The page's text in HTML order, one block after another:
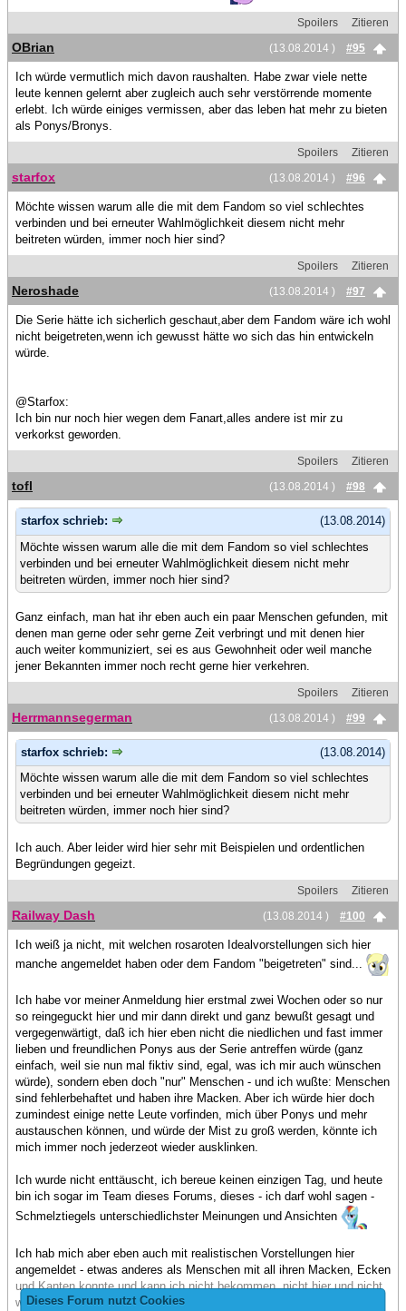
Dieses Forum nutzt Cookies
Spoilers
Zitieren
(13.08.2014 )
#95
OBrian
Ich würde vermutlich mich davon raushalten. Habe zwar viele nette
leute kennen gelernt aber zugleich auch sehr verstörrende momente
erlebt. Ich würde einiges vermissen, aber das leben hat mehr zu bieten
als Ponys/Bronys.
Spoilers
Zitieren
(13.08.2014 )
#96
starfox
Möchte wissen warum alle die mit dem Fandom so viel schlechtes
verbinden und bei erneuter Wahlmöglichkeit diesem nicht mehr
beitreten würden, immer noch hier sind?
Spoilers
Zitieren
(13.08.2014 )
#97
Neroshade
Die Serie hätte ich sicherlich geschaut,aber dem Fandom wäre ich wohl
nicht beigetreten,wenn ich gewusst hätte wo sich das hin entwickeln
würde.
@Starfox:
Ich bin nur noch hier wegen dem Fanart,alles andere ist mir zu
verkorkst geworden.
Spoilers
Zitieren
(13.08.2014 )
#98
tofl
(13.08.2014)
starfox schrieb:
Möchte wissen warum alle die mit dem Fandom so viel schlechtes
verbinden und bei erneuter Wahlmöglichkeit diesem nicht mehr
beitreten würden, immer noch hier sind?
Ganz einfach, man hat ihr eben auch ein paar Menschen gefunden, mit
denen man gerne oder sehr gerne Zeit verbringt und mit denen hier
auch weiter kommuniziert, sei es aus Gewohnheit oder weil manche
jener Bekannten immer noch recht gerne hier verkehren.
Spoilers
Zitieren
(13.08.2014 )
#99
Herrmannsegerman
(13.08.2014)
starfox schrieb:
Möchte wissen warum alle die mit dem Fandom so viel schlechtes
verbinden und bei erneuter Wahlmöglichkeit diesem nicht mehr
beitreten würden, immer noch hier sind?
Ich auch. Aber leider wird hier sehr mit Beispielen und ordentlichen
Begründungen gegeizt.
Spoilers
Zitieren
(13.08.2014 )
#100
Railway Dash
Ich weiß ja nicht, mit welchen rosaroten Idealvorstellungen sich hier
manche angemeldet haben oder dem Fandom "beigetreten" sind...
Ich habe vor meiner Anmeldung hier erstmal zwei Wochen oder so nur
so reingeguckt hier und mir dann direkt und ganz bewußt gesagt und
vergegenwärtigt, daß ich hier eben nicht die niedlichen und fast immer
lieben und freundlichen Ponys aus der Serie antreffen würde (ganz
einfach, weil sie nun mal fiktiv sind, egal, was ich mir auch wünschen
würde), sondern eben doch "nur" Menschen - und ich wußte: Menschen
sind fehlerbehaftet und haben ihre Macken. Aber ich würde hier doch
zumindest einige nette Leute vorfinden, mich über Ponys und mehr
austauschen können, und würde der Mist zu groß werden, könnte ich
mich immer noch jederzeot wieder ausklinken.
Ich wurde nicht enttäuscht, ich bereue keinen einzigen Tag, und heute
bin ich sogar im Team dieses Forums, dieses - ich darf wohl sagen -
Schmelztiegels unterschiedlichster Meinungen und Ansichten
Ich hab mich aber eben auch mit realistischen Vorstellungen hier
angemeldet - etwas anderes als Menschen mit all ihren Macken, Ecken
und Kanten konnte und kann ich nicht bekommen, nicht hier und nicht
woanders. Denn dessen muß man sich gewärtig sein: solange, bis wir